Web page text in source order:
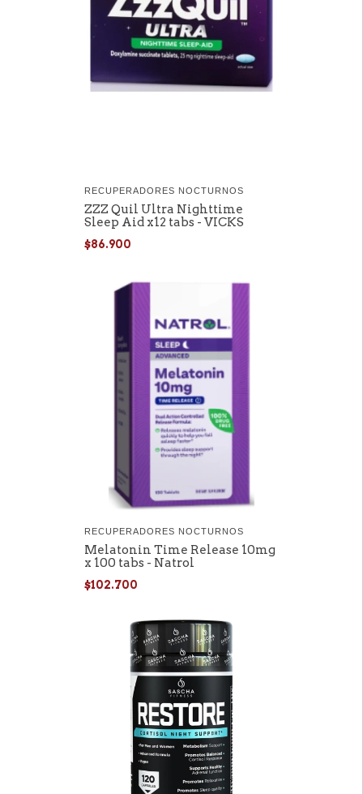
RECUPERADORES NOCTURNOS
ZZZ Quil Ultra Nighttime
Sleep Aid x12 tabs - VICKS
$86.900
RECUPERADORES NOCTURNOS
Melatonin Time Release 10mg
x 100 tabs - Natrol
$102.700